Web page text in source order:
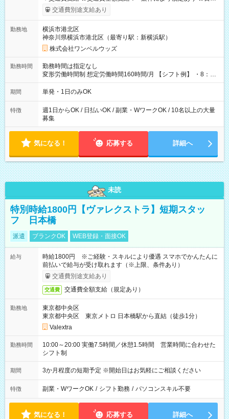
いOK！（規定あり） ┗働いたその日に現金GET♪ お仕事後はコ
ンビニATMから 日払い分を引き落とせます！ 【試用期間】試
交通費別途支給あり
勤務地
横浜市港北区
神奈川県横浜市港北区（最寄り駅：新横浜駅）
株式会社ワンベルウッズ
勤務時間
勤務時間は指定なし
変形労働時間制 想定労働時間160時間/月 【シフト例】 ・8：00
～21：00
期間 単発・1日のみOK
特徴
週1日からOK / 日払いOK / 副業・WワークOK / 10名以上の大量
募集
気になる！ 応募する 詳細へ
未読
特別時給1800円【ヴァレクストラ】短期スタッ
フ 日本橋
派遣 ブランクOK WEB登録・面接OK
給与
時給1800円 ※ご経験・スキルにより優遇 スマホでかんたんに
前払いで給与が受け取れます（※上限、条件あり）
交通費別途支給あり
交通費 交通費全額支給（規定あり）
勤務地
東京都中央区
東京都中央区 東京メトロ 日本橋駅から直結（徒歩1分）
Valextra
勤務時間
10:00～20:00 実働7.5時間／休憩1.5時間 営業時間に合わせた
シフト制
期間 3か月程度の短期予定 ※開始日はお気軽にご相談ください
特徴 副業・WワークOK / シフト勤務 / パソコンスキル不要
気になる！ 応募する 詳細へ